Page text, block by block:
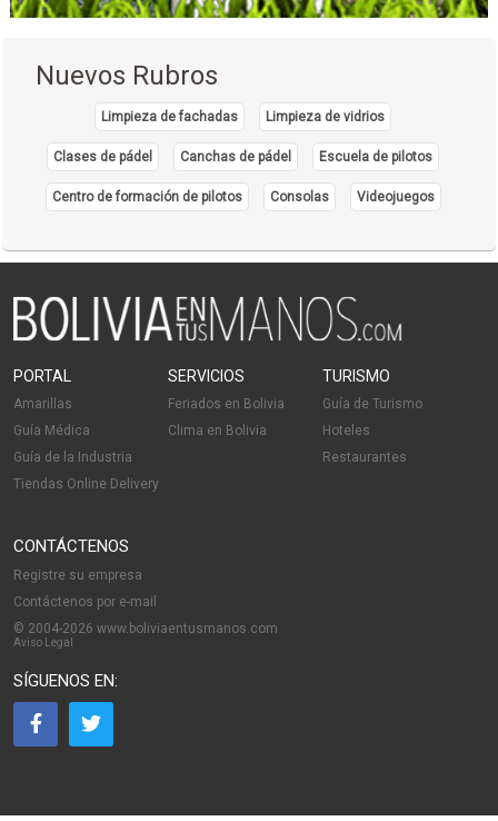
Nuevos Rubros
Limpieza de fachadas Limpieza de vidrios
Clases de pádel Canchas de pádel Escuela de pilotos
Centro de formación de pilotos Consolas Videojuegos
PORTAL
Amarillas
Guía Médica
Guía de la Industria
Tiendas Online Delivery
SERVICIOS
Feriados en Bolivia
Clima en Bolivia
TURISMO
Guía de Turismo
Hoteles
Restaurantes
CONTÁCTENOS
Registre su empresa
Contáctenos por e-mail
© 2004-2026 www.boliviaentusmanos.com
Aviso Legal
SÍGUENOS EN: